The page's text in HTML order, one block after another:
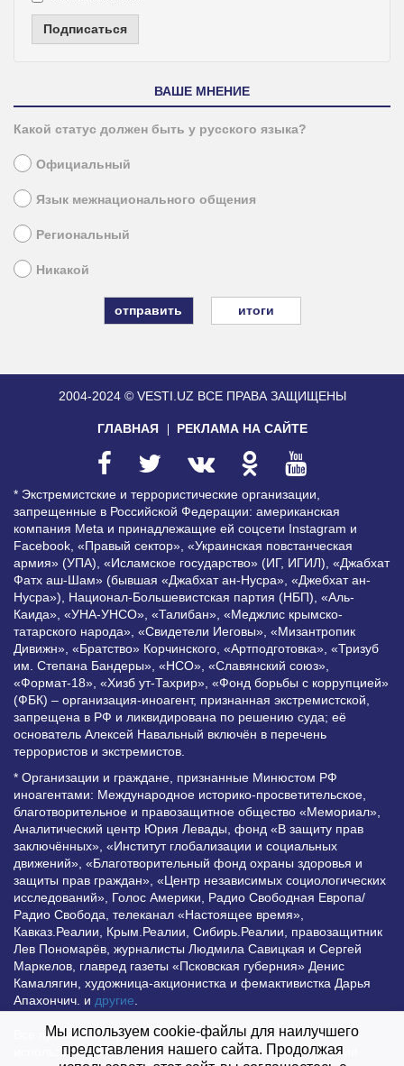
Подписаться
ВАШЕ МНЕНИЕ
Какой статус должен быть у русского языка?
Официальный
Язык межнационального общения
Региональный
Никакой
итоги
2004-2024 © VESTI.UZ ВСЕ ПРАВА ЗАЩИЩЕНЫ
ГЛАВНАЯ РЕКЛАМА НА САЙТЕ
* Экстремистские и террористические организации,
запрещенные в Российской Федерации: американская
компания Meta и принадлежащие ей соцсети Instagram и
Facebook, «Правый сектор», «Украинская повстанческая
армия» (УПА), «Исламское государство» (ИГ, ИГИЛ), «Джабхат
Фатх аш-Шам» (бывшая «Джабхат ан-Нусра», «Джебхат ан-
Нусра»), Национал-Большевистская партия (НБП), «Аль-
Каида», «УНА-УНСО», «Талибан», «Меджлис крымско-
татарского народа», «Свидетели Иеговы», «Мизантропик
Дивижн», «Братство» Корчинского, «Артподготовка», «Тризуб
им. Степана Бандеры», «НСО», «Славянский союз»,
«Формат-18», «Хизб ут-Тахрир», «Фонд борьбы с коррупцией»
(ФБК) – организация-иноагент, признанная экстремистской,
запрещена в РФ и ликвидирована по решению суда; её
основатель Алексей Навальный включён в перечень
террористов и экстремистов.
* Организации и граждане, признанные Минюстом РФ
иноагентами: Международное историко-просветительское,
благотворительное и правозащитное общество «Мемориал»,
Аналитический центр Юрия Левады, фонд «В защиту прав
заключённых», «Институт глобализации и социальных
движений», «Благотворительный фонд охраны здоровья и
защиты прав граждан», «Центр независимых социологических
исследований», Голос Америки, Радио Свободная Европа/
Радио Свобода, телеканал «Настоящее время»,
Кавказ.Реалии, Крым.Реалии, Сибирь.Реалии, правозащитник
Лев Пономарёв, журналисты Людмила Савицкая и Сергей
Маркелов, главред газеты «Псковская губерния» Денис
Камалягин, художница-акционистка и фемактивистка Дарья
Апахончич. и другие
Все права защищены и охраняются законом. Любое
использование материалов сайта допустимо при условии
Мы используем cookie-файлы для наилучшего
представления нашего сайта. Продолжая